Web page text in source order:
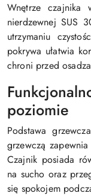
Wnętrze czajnika
nierdzewnej SUS
utrzymaniu
pokrywa ułatwia
chroni przed
poziomie
Podstawa
grzewczą
Czajnik posiada
na sucho oraz
się spokojem